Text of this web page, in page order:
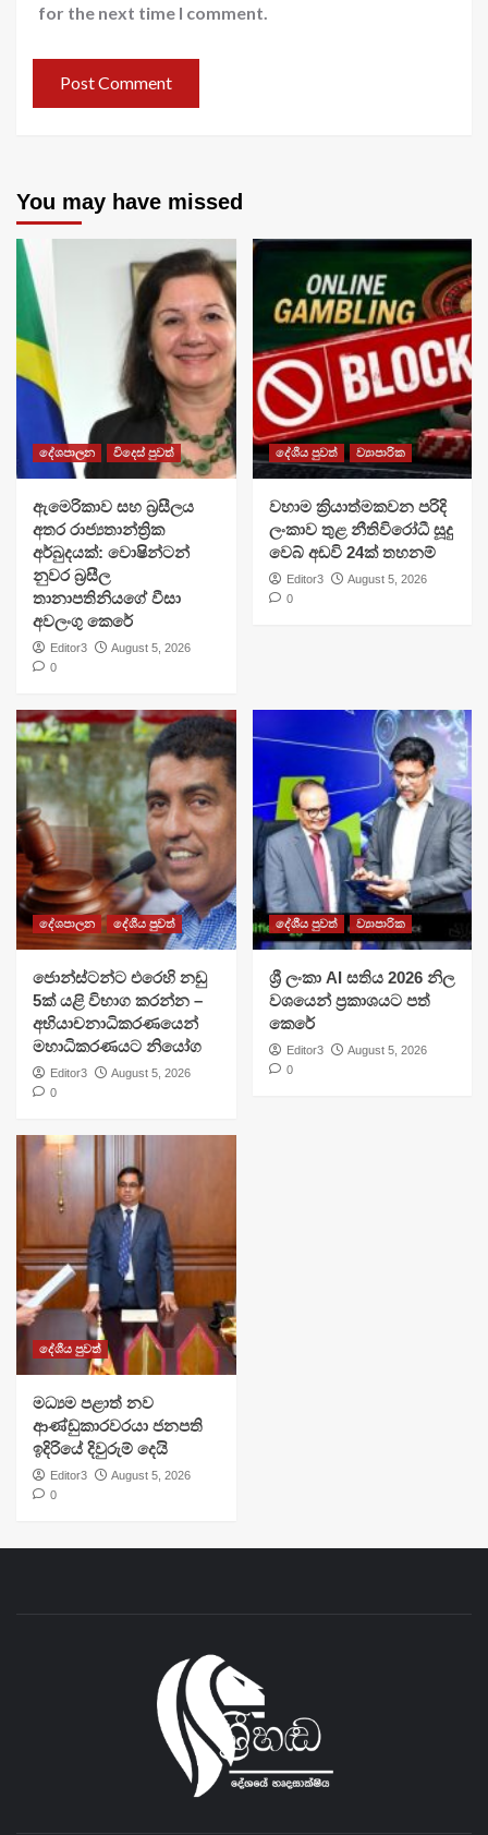
for the next time I comment.
You may have missed
දේශපාලන විදෙස් පුවත්
ඇමෙරිකාව සහ බ්‍රසීලය
අතර රාජ්‍යතාන්ත්‍රික
අර්බුදයක්: වොෂින්ටන්
නුවර බ්‍රසීල
තානාපතිනියගේ වීසා
අවලංගු කෙරේ
Editor3
August 5, 2026
0
දේශීය පුවත් ව්‍යාපාරික
වහාම ක්‍රියාත්මකවන පරිදි
ලංකාව තුළ නීතිවිරෝධී සූදු
වෙබ් අඩවි 24ක් තහනම්
Editor3
August 5, 2026
0
දේශපාලන දේශීය පුවත්
ජොන්ස්ටන්ට එරෙහි නඩු
5ක් යළි විභාග කරන්න –
අභියාචනාධිකරණයෙන්
මහාධිකරණයට නියෝග
Editor3
August 5, 2026
0
දේශීය පුවත් ව්‍යාපාරික
ශ්‍රී ලංකා AI සතිය 2026 නිල
වශයෙන් ප්‍රකාශයට පත්
කෙරේ
Editor3
August 5, 2026
0
දේශීය පුවත්
මධ්‍යම පළාත් නව
ආණ්ඩුකාරවරයා ජනපති
ඉදිරියේ දිවුරුම් දෙයි
Editor3
August 5, 2026
0